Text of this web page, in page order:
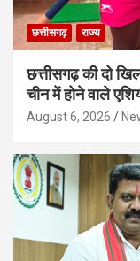
छत्तीसगढ़ राज्य
छत्तीसगढ़ की दो
चीन में होने वाले
August 6, 2026